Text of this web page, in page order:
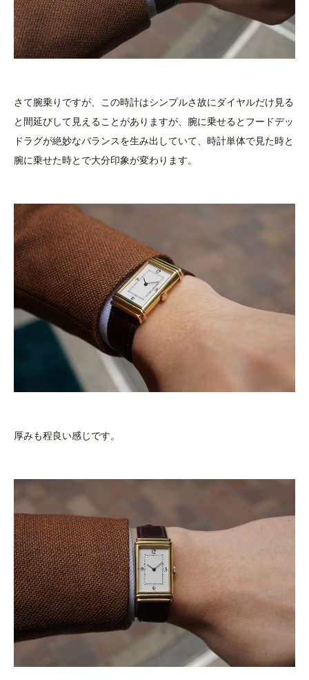
さて腕乗りですが、この時計はシンプルさ故にダイヤルだけ見る
と間延びして見えることがありますが、腕に乗せるとフードデッ
ドラグが絶妙なバランスを生み出していて、時計単体で見た時と
腕に乗せた時とで大分印象が変わります。
厚みも程良い感じです。